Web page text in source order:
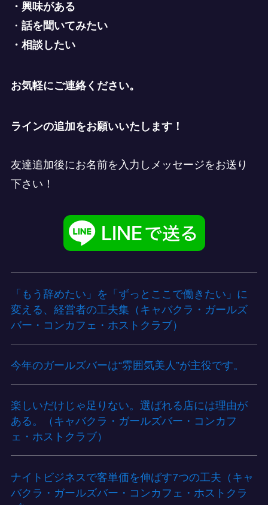
・興味がある
・ 話を聞いてみたい
・相談したい
お気軽にご連絡ください。
ラインの追加をお願いいたします！
友達追加後にお名前を入力しメッセージをお送り
下さい！
「もう辞めたい」を「ずっとここで働きたい」に
変える、経営者の工夫集（キャバクラ・ガールズ
バー・コンカフェ・ホストクラブ）
今年のガールズバーは“雰囲気美人”が主役です。
楽しいだけじゃ足りない。選ばれる店には理由が
ある。（キャバクラ・ガールズバー・コンカフ
ェ・ホストクラブ）
ナイトビジネスで客単価を伸ばす7つの工夫（キャ
バクラ・ガールズバー・コンカフェ・ホストクラ